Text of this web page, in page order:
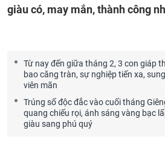
giàu có, may mắn, thành công
Từ nay đến giữa tháng 2, 3 con giáp
bao căng tràn, sự nghiệp tiến xa,
viên mãn
Trúng số độc đắc vào cuối tháng
quang chiếu rọi, ánh sáng vàng bạc
giàu sang phú quý